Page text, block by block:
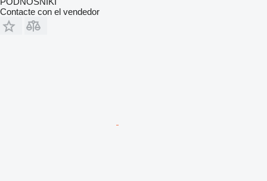
Contacte con el vendedor